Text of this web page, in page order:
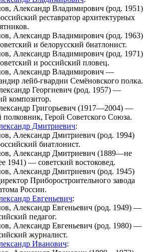
Александр Владимирович (род. 1951)
реставратор архитектурных
Александр Владимирович (род. 1963)
и белорусский биатлонист.
Александр Владимирович (род. 1971)
и российский пловец.
Александр Владимирович —
лейб-гвардии Семёновского полка.
Георгиевич (род. 1957) —
композитор.
Григорьевич (1917—2004) —
полковник, Герой Советского Союза.
Дмитриевич:
Александр Дмитриевич (род. 1994)
биатлонист.
Александр Дмитриевич (1889—не
1941) — советский востоковед.
Александр Дмитриевич (род. 1945)
Приборостроительного завода
России.
Евгеньевич:
Александр Евгеньевич (род. 1949) —
педагог.
Александр Евгеньевич (род. 1980) —
журналист.
Иванович: